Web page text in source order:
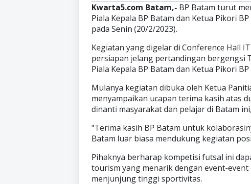
Kwarta5.com Batam,- BP Batam turut
Piala Kepala BP Batam dan Ketua Pikori
pada Senin (20/2/2023).
Kegiatan yang digelar di Conference Hall
persiapan jelang pertandingan bergengsi
Piala Kepala BP Batam dan Ketua Pikori BP
Mulanya kegiatan dibuka oleh Ketua
menyampaikan ucapan terima kasih atas
dinanti masyarakat dan pelajar di Batam
"Terima kasih BP Batam untuk
Batam luar biasa mendukung kegiatan
Pihaknya berharap kompetisi futsal ini
tourism yang menarik dengan event-
menjunjung tinggi sportivitas.